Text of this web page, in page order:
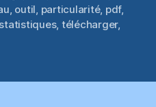
outil particularité, pdf,
statistiques, télécharger,